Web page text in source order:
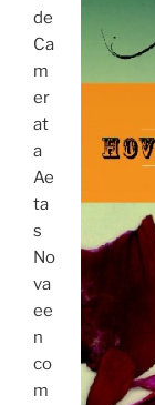
de
Ca
m
er
at
a
Ae
ta
s
No
va
ee
n
co
m